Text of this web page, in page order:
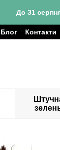
До 31
Блог Контакти